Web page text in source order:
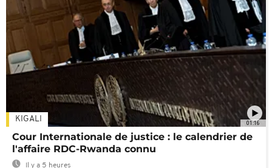
01:16
KIGALI
Cour Internationale de justice : le calendrier de
l'affaire RDC-Rwanda connu
Il y a 5 heures